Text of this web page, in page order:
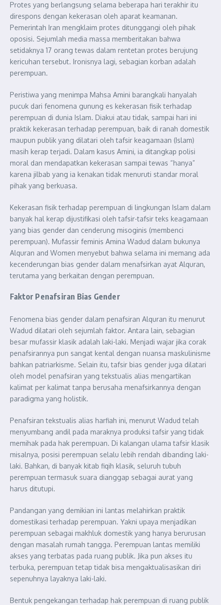
Protes yang berlangsung selama beberapa hari terakhir itu
direspons dengan kekerasan oleh aparat keamanan.
Pemerintah Iran mengklaim protes ditunggangi oleh pihak
oposisi. Sejumlah media massa memberitakan bahwa
setidaknya 17 orang tewas dalam rentetan protes berujung
kericuhan tersebut. Ironisnya lagi, sebagian korban adalah
perempuan.
Peristiwa yang menimpa Mahsa Amini barangkali hanyalah
pucuk dari fenomena gunung es kekerasan fisik terhadap
perempuan di dunia Islam. Diakui atau tidak, sampai hari ini
praktik kekerasan terhadap perempuan, baik di ranah domestik
maupun publik yang dilatari oleh tafsir keagamaan (Islam)
masih kerap terjadi. Dalam kasus Amini, ia ditangkap polisi
moral dan mendapatkan kekerasan sampai tewas “hanya”
karena jilbab yang ia kenakan tidak menuruti standar moral
pihak yang berkuasa.
Kekerasan fisik terhadap perempuan di lingkungan Islam dalam
banyak hal kerap dijustifikasi oleh tafsir-tafsir teks keagamaan
yang bias gender dan cenderung misoginis (membenci
perempuan). Mufassir feminis Amina Wadud dalam bukunya
Alquran and Women menyebut bahwa selama ini memang ada
kecenderungan bias gender dalam menafsirkan ayat Alquran,
terutama yang berkaitan dengan perempuan.
Faktor Penafsiran Bias Gender
Fenomena bias gender dalam penafsiran Alquran itu menurut
Wadud dilatari oleh sejumlah faktor. Antara lain, sebagian
besar mufassir klasik adalah laki-laki. Menjadi wajar jika corak
penafsirannya pun sangat kental dengan nuansa maskulinisme
bahkan patriarkisme. Selain itu, tafsir bias gender juga dilatari
oleh model penafsiran yang tekstualis alias mengartikan
kalimat per kalimat tanpa berusaha menafsirkannya dengan
paradigma yang holistik.
Penafsiran tekstualis alias harfiah ini, menurut Wadud telah
menyumbang andil pada maraknya produksi tafsir yang tidak
memihak pada hak perempuan. Di kalangan ulama tafsir klasik
misalnya, posisi perempuan selalu lebih rendah dibanding laki-
laki. Bahkan, di banyak kitab fiqih klasik, seluruh tubuh
perempuan termasuk suara dianggap sebagai aurat yang
harus ditutupi.
Pandangan yang demikian ini lantas melahirkan praktik
domestikasi terhadap perempuan. Yakni upaya menjadikan
perempuan sebagai makhluk domestik yang hanya berurusan
dengan masalah rumah tangga. Perempuan lantas memiliki
akses yang terbatas pada ruang publik. Jika pun akses itu
terbuka, perempuan tetap tidak bisa mengaktualisasikan diri
sepenuhnya layaknya laki-laki.
Bentuk pengekangan terhadap hak perempuan di ruang publik